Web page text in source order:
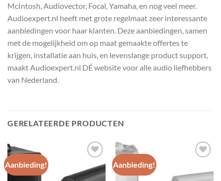
McIntosh, Audiovector, Focal, Yamaha, en nog veel meer.
Audioexpert.nl heeft met grote regelmaat zeer interessante
aanbiedingen voor haar klanten. Deze aanbiedingen, samen
met de mogelijkheid om op maat gemaakte offertes te
krijgen, installatie aan huis, en levenslange product support,
maakt Audioexpert.nl DÉ website voor alle audio liefhebbers
van Nederland.
GERELATEERDE PRODUCTEN
Aanbieding! Aanbieding!